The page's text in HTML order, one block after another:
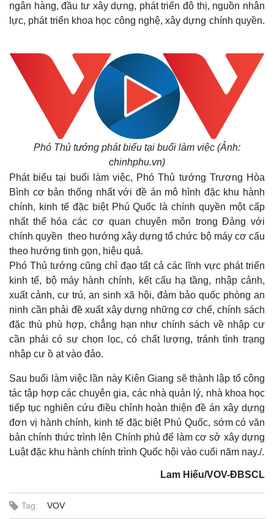
Cuộc sống đó đây
Hồ sơ
Ảnh
E-Magazine
Infographic
ngân hàng, đầu tư xây dựng, phát triển đô thị, nguồn nhân
lực, phát triển khoa học công nghệ, xây dựng chính quyền.
Phó Thủ tướng phát biểu tại buổi làm việc (Ảnh:
chinhphu.vn)
Phát biểu tại buổi làm việc, Phó Thủ tướng Trương Hòa
Bình cơ bản thống nhất với đề án mô hình đặc khu hành
chính, kinh tế đặc biệt Phú Quốc là chính quyền một cấp
nhất thể hóa các cơ quan chuyên môn trong Đảng với
chính quyền theo hướng xây dựng tổ chức bộ máy cơ cấu
theo hướng tinh gọn, hiệu quả.
Phó Thủ tướng cũng chỉ đạo tất cả các lĩnh vực phát triển
kinh tế, bộ máy hành chính, kết cấu hạ tầng, nhập cảnh,
xuất cảnh, cư trú, an sinh xã hội, đảm bảo quốc phòng an
ninh cần phải đề xuất xây dựng những cơ chế, chính sách
đặc thù phù hợp, chẳng hạn như chính sách về nhập cư
cần phải có sự chọn lọc, có chất lượng, tránh tình trạng
nhập cư ồ ạt vào đảo.
Sau buổi làm việc lần này Kiên Giang sẽ thành lập tổ công
tác tập hợp các chuyên gia, các nhà quản lý, nhà khoa học
tiếp tục nghiên cứu điều chỉnh hoàn thiện đề án xây dựng
đơn vị hành chính, kinh tế đặc biệt Phú Quốc, sớm có văn
bản chính thức trình lên Chính phủ để làm cơ sở xây dựng
Luật đặc khu hành chính trình Quốc hội vào cuối năm nay./.
Lam Hiếu/VOV-ĐBSCL
Tag: VOV